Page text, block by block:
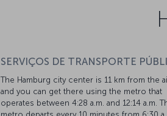
SERVIÇOS DE TRANSPORTE
The Hamburg city center is 11 km from the
and you can get there using the metro that
operates between 4:28 a.m. and 12:14 a.m.